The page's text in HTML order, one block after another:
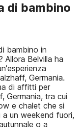
di bambino
bambino in
Allora Belvilla ha
Germania.
di affitti per
Germania, tra cui
e chalet che si
un weekend fuori,
o a